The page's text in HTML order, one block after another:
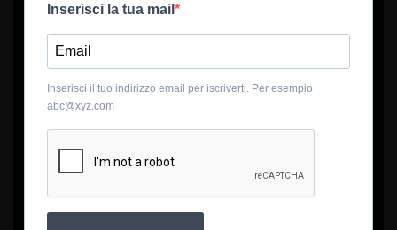
Inserisci la tua mail
Inserisci il tuo indirizzo email per iscriverti. Per esempio
abc@xyz.com